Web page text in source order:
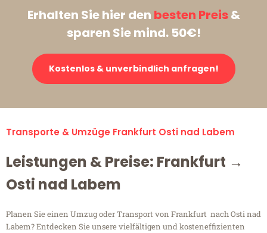
Erhalten Sie hier den besten Preis&
sparen Sie mind. 50€!
Kostenlos & unverbindlich anfragen!
Transporte & Umzüge Frankfurt Osti nad Labem
Leistungen & Preise: Frankfurt →
Osti nad Labem
Planen Sie einen Umzug oder Transport von Frankfurt nach Osti nad
Labem? Entdecken Sie unsere vielfältigen und kosteneffizienten